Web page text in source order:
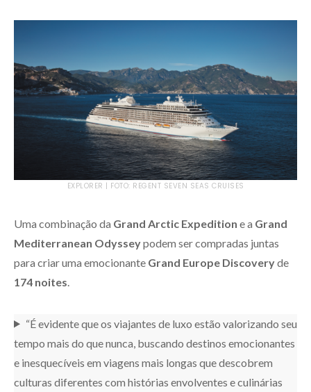
EXPLORER | FOTO: REGENT SEVEN SEAS CRUISES
Uma combinação da Grand Arctic Expedition e a Grand
Mediterranean Odysseypodem ser compradas juntas
para criar uma emocionante Grand Europe Discoveryde
174 noites
“É evidente que os viajantes de luxo estão valorizando seu
tempo mais do que nunca, buscando destinos emocionantes
e inesquecíveis em viagens mais longas que descobrem
culturas diferentes com histórias envolventes e culinárias